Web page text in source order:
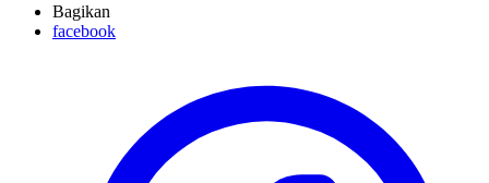
Bagikan
facebook